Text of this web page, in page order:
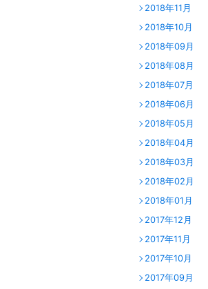
2018年11月
2018年10月
2018年09月
2018年08月
2018年07月
2018年06月
2018年05月
2018年04月
2018年03月
2018年02月
2018年01月
2017年12月
2017年11月
2017年10月
2017年09月